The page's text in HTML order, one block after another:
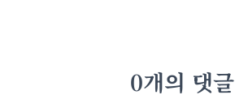
0개의 댓글